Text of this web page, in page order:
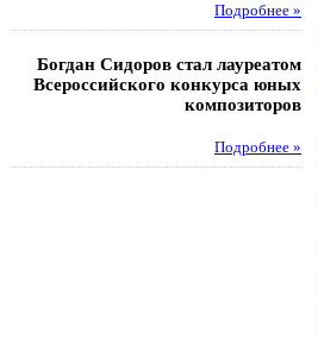
Подробнее »
Богдан Сидоров стал лауреатом
Всероссийского конкурса юных
композиторов
Подробнее »